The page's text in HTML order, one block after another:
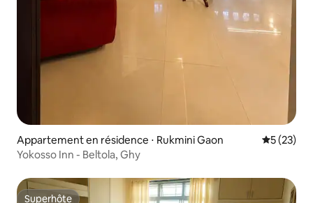
Appartement en résidence ⋅ Rukmini Gaon
5 (23)
Yokosso Inn - Beltola, Ghy
Superhôte